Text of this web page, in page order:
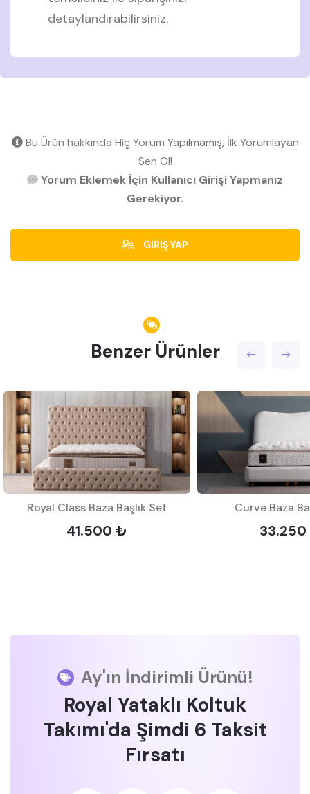
detaylandırabilirsiniz.
Bu Ürün hakkında Hiç Yorum Yapılmamış, İlk Yorumlayan
Sen Ol!
Yorum Eklemek İçin Kullanıcı Girişi Yapmanız
Gerekiyor.
GİRİŞ YAP
Benzer Ürünler
Royal Class Baza Başlık Set
41.500 ₺
Curve Baza
Ay'ın İndirimli Ürünü!
Royal Yataklı Koltuk
Takımı'da Şimdi 6 Taksit
Fırsatı